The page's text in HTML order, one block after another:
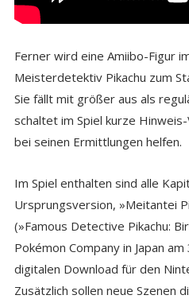
Ferner wird eine Amiibo-Figur
Meisterdetektiv Pikachu zum
Sie fällt mit größer aus als
schaltet im Spiel kurze
bei seinen Ermittlungen helfen.
Im Spiel enthalten sind alle
Ursprungsversion, »Meitantei
(»Famous Detective Pikachu:
Pokémon Company in Japan
digitalen Download für den
Zusätzlich sollen neue Szenen